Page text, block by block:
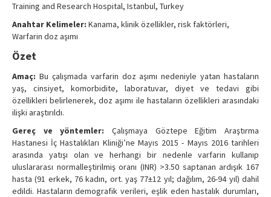
Training and Research Hospital, Istanbul, Turkey
Anahtar Kelimeler: Kanama, klinik özellikler, risk faktörleri,
Warfarin doz aşımı
Özet
Amaç: Bu çalışmada varfarin doz aşımı nedeniyle yatan hastaların
yaş, cinsiyet, komorbidite, laboratuvar, diyet ve tedavi gibi
özellikleri belirlenerek, doz aşımı ile hastaların özellikleri arasındaki
ilişki araştırıldı.
Gereç ve yöntemler: Çalışmaya Göztepe Eğitim Araştırma
Hastanesi İç Hastalıkları Kliniği’ne Mayıs 2015 - Mayıs 2016 tarihleri
arasında yatışı olan ve herhangi bir nedenle varfarin kullanıp
uluslararası normalleştirilmiş oranı (INR) >3.50 saptanan ardışık 167
hasta (91 erkek, 76 kadın, ort. yaş 77±12 yıl; dağılım, 26-94 yıl) dahil
edildi. Hastaların demografik verileri, eşlik eden hastalık durumları,